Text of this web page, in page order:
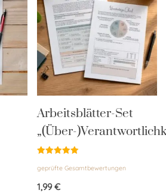
Arbeitsblätter-Set
„(Über-
mit
von 5
geprüfte Gesamtbewertungen
1,99€